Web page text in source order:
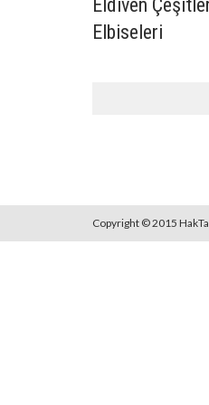
Eldiven
Elbiseleri
Copyright © 2015